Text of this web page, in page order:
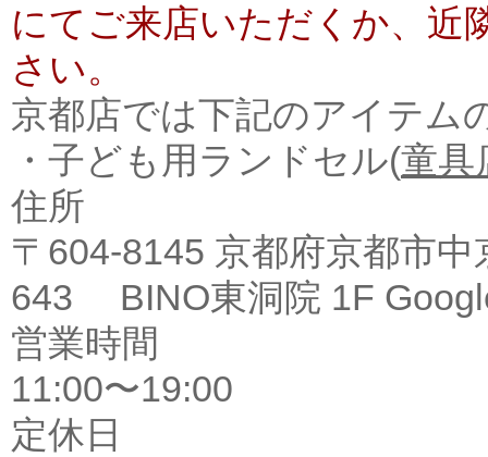
にてご来店いただくか、近
さい。
京都店では下記のアイテム
・子ども用ランドセル(童具
住所
〒604-8145 京都府京都市
643 BINO東洞院 1F
営業時間
11:00〜19:00
定休日